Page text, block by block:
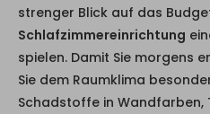
strenger Blick auf das
Schlafzimmereinrichtung
spielen. Damit Sie morgens
Sie dem Raumklima
Schadstoffe in Wandfarben,